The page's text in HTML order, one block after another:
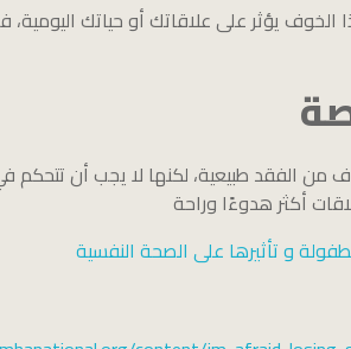
الخوف يؤثر على علاقاتك أو حياتك
من الفقد طبيعية، لكنها لا يجب أن تتحكم
أكثر هدوءًا وراحة
و تأثيرها على الصحة النفسية